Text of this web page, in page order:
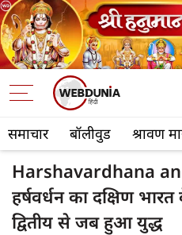
समाचार बॉलीवुड श्रावण
Harshavardhana
हर्षवर्धन का दक्षिण
द्वितीय से जब हुआ युद्ध